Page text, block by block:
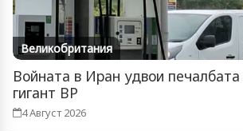
Великобритания
Войната в Иран удвои печалбата
гигант BP
4 Август 2026